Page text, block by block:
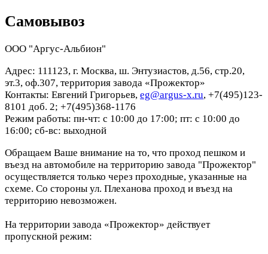
Самовывоз
ООО "Аргус-Альбион"
Адрес: 111123, г. Москва, ш. Энтузиастов, д.56, стр.20,
эт.3, оф.307, территория завода «Прожектор»
Контакты: Евгений Григорьев, eg@argus-x.ru, +7(495)123-
8101 доб. 2; +7(495)368-1176
Режим работы: пн-чт: с 10:00 до 17:00; пт: с 10:00 до
16:00; сб-вс: выходной
Обращаем Ваше внимание на то, что проход пешком и
въезд на автомобиле на территорию завода "Прожектор"
осуществляется только через проходные, указанные на
схеме. Со стороны ул. Плеханова проход и въезд на
территорию невозможен.
На территории завода «Прожектор» действует
пропускной режим: